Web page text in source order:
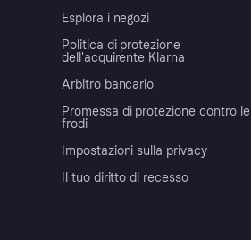
Esplora i negozi
Politica di protezione
dell'acquirente Klarna
Arbitro bancario
Promessa di protezione contro le
frodi
Impostazioni sulla privacy
Il tuo diritto di recesso